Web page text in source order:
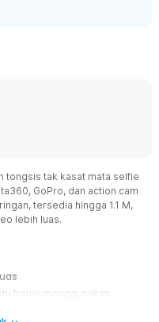
tongsis tak kasat mata selfie
GoPro, dan action cam
tersedia hingga 1.1 M,
lebih luas.
frame menggunakan